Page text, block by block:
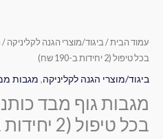
עמוד הבית/ ביגוד/מוצרי הגנה לקליניקה /
בכל טיפול (2 יחידות ב-190 שח)
ביגוד/מוצרי הגנה לקליניקה, מגבות
מגבות גוף מבד
בכל טיפול (2 יחידות ב-190 שח)